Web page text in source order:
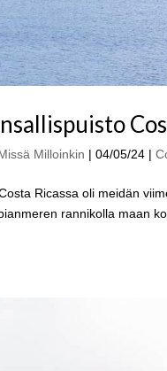
Milloinkin |04/05/24 |
Ricassa oli meidän
rannikolla maan